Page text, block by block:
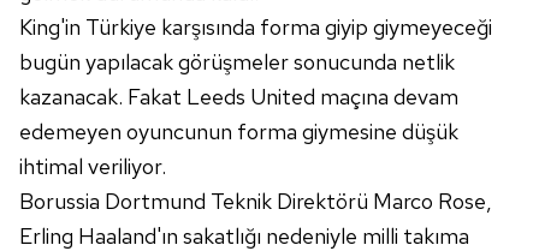
King'in Türkiye karşısında forma giyip giymeyeceği
bugün yapılacak görüşmeler sonucunda netlik
kazanacak. Fakat Leeds United maçına devam
edemeyen oyuncunun forma giymesine düşük
ihtimal veriliyor.
Borussia Dortmund Teknik Direktörü Marco Rose,
Erling Haaland'ın sakatlığı nedeniyle milli takıma